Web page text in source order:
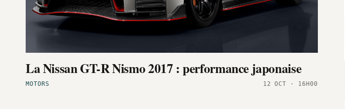
MOTORS
La Nissan GT-R Nismo 2017 : performance japonaise
12 OCT · 16H00